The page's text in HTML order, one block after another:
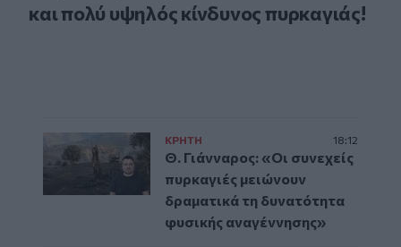
και πολύ υψηλός κίνδυνος πυρκαγιάς!
ΚΡΗΤΗ 18:12
Θ. Γιάνναρος: «Οι συνεχείς
πυρκαγιές μειώνουν
δραματικά τη δυνατότητα
φυσικής αναγέννησης»